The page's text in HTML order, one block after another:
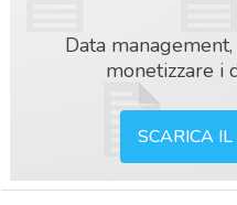
Data
monetizzare i
SCARICA